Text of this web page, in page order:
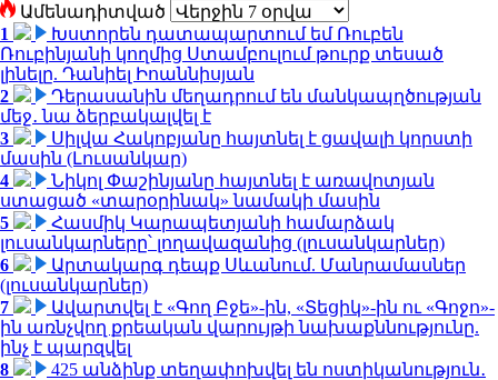
Ամենադիտված
1
Խստորեն դատապարտում եմ Ռուբեն
Ռուբինյանի կողմից Ստամբուլում թուրք տեսած
լինելը. Դանիել Իոաննիսյան
2
Դերասանին մեղադրում են մանկապղծության
մեջ․ նա ձերբակալվել է
3
Սիլվա Հակոբյանը հայտնել է ցավալի կորստի
մասին (Լուսանկար)
4
Նիկոլ Փաշինյանը հայտնել է առավոտյան
ստացած «տարօրինակ» նամակի մասին
5
Հասմիկ Կարապետյանի համարձակ
լուսանկարները՝ լողավազանից (լուսանկարներ)
6
Արտակարգ դեպք Սևանում. Մանրամասներ
(լուսանկարներ)
7
Ավարտվել է «Գող Բջե»-ին, «Տեցիկ»-ին ու «Գոջո»-
ին առնչվող քրեական վարույթի նախաքննությունը.
ինչ է պարզվել
8
425 անձինք տեղափոխվել են ոստիկանություն․